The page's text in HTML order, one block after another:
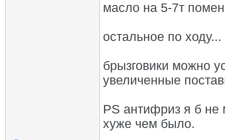
масло на 5-7т
остальное по
брызговики можно
увеличенные
PS антифриз я б не
хуже чем было.